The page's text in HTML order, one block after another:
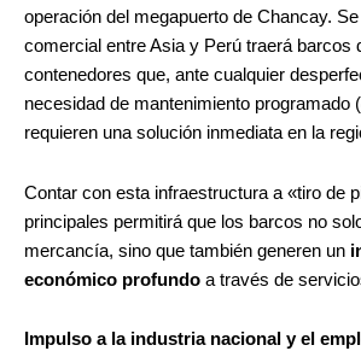
operación del megapuerto de Chancay.
comercial entre Asia y Perú traerá barcos
contenedores que, ante cualquier
necesidad de mantenimiento programado (
requieren una solución inmediata en la
Contar con esta infraestructura a «tiro de
principales permitirá que los barcos no
mercancía, sino que también generen un
económico profundo a través de
Impulso a la industria nacional y el